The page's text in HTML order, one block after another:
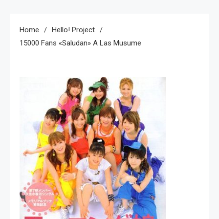
Home
Hello! Project
15000 Fans «saludan» A Las Musume